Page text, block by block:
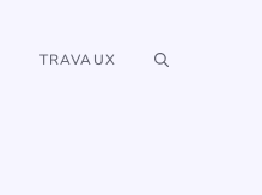
TRAVAUX